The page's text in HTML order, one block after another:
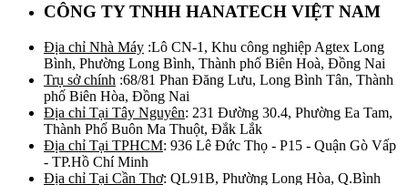
CÔNG TY TNHH HANATECH VIỆT NAM
Địa chỉ Nhà Máy :Lô CN-1, Khu công nghiệp Agtex Long
Bình, Phường Long Bình, Thành phố Biên Hoà, Đồng Nai
Trụ sở chính :68/81 Phan Đăng Lưu, Long Bình Tân, Thành
phố Biên Hòa, Đồng Nai
Địa chỉ Tại Tây Nguyên: 231 Đường 30.4, Phường Ea Tam,
Thành Phố Buôn Ma Thuột, Đắk Lắk
Địa chỉ Tại TPHCM: 936 Lê Đức Thọ - P15 - Quận Gò Vấp
- TP.Hồ Chí Minh
Địa chỉ Tại Cần Thơ: QL91B, Phường Long Hòa, Q.Bình